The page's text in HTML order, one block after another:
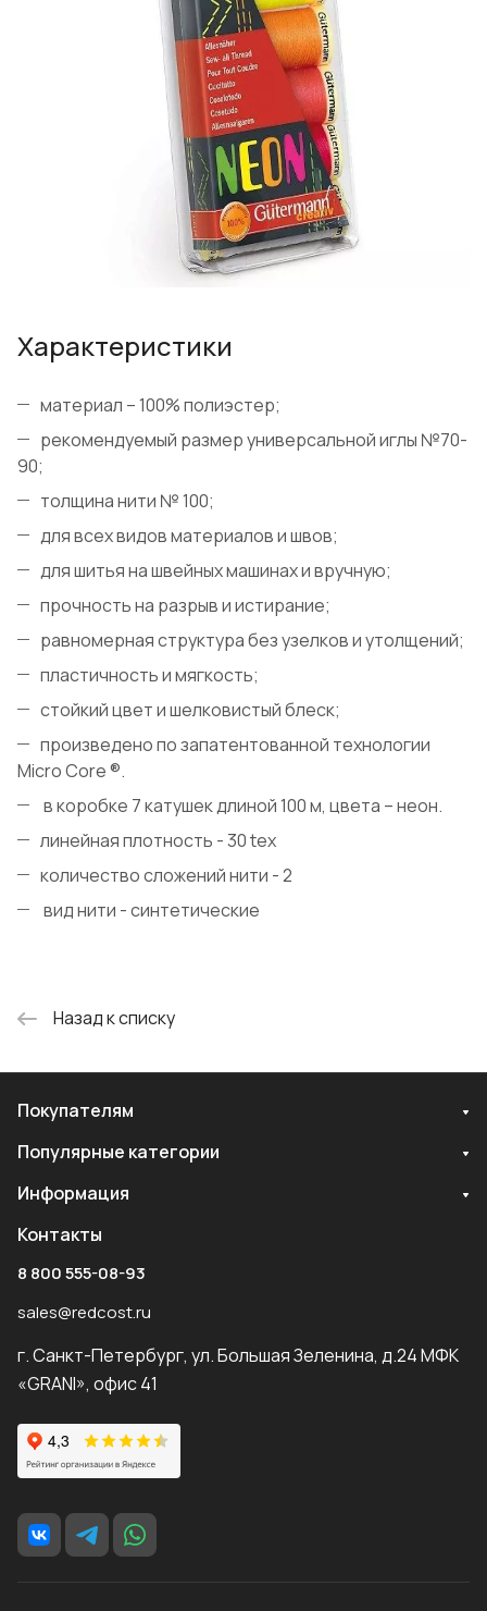
Характеристики
материал – 100% полиэстер;
рекомендуемый размер универсальной иглы №70-
90;
толщина нити № 100;
для всех видов материалов и швов;
для шитья на швейных машинах и вручную;
прочность на разрыв и истирание;
равномерная структура без узелков и утолщений;
пластичность и мягкость;
стойкий цвет и шелковистый блеск;
произведено по запатентованной технологии
Micro Core ®.
в коробке 7 катушек длиной 100 м, цвета – неон.
линейная плотность - 30 tex
количество сложений нити - 2
вид нити - синтетические
Назад к списку
Покупателям
Популярные категории
Информация
Контакты
8 800 555-08-93
sales@redcost.ru
г. Санкт-Петербург, ул. Большая Зеленина, д.24 МФК
«GRANI», офис 41